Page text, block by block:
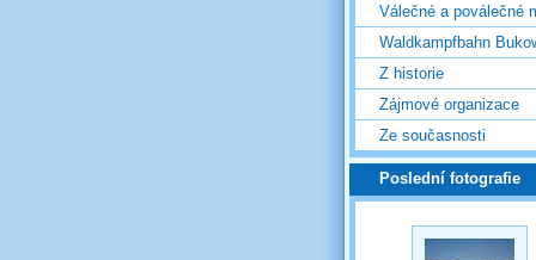
Válečné a poválečné
Waldkampfbahn
Z historie
Zájmové organizace
Ze současnosti
Poslední fotografie